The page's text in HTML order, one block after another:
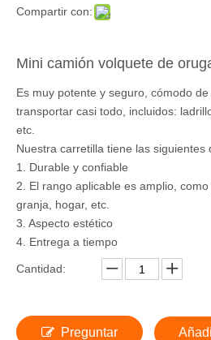
Compartir con:
Mini camión volquete de
Es muy potente y seguro, cómodo
transportar casi todo, incluidos:
etc.
Nuestra carretilla tiene las siguientes
1. Durable y confiable
2. El rango aplicable es amplio,
granja, hogar, etc.
3. Aspecto estético
4. Entrega a tiempo
Cantidad:
Preguntar